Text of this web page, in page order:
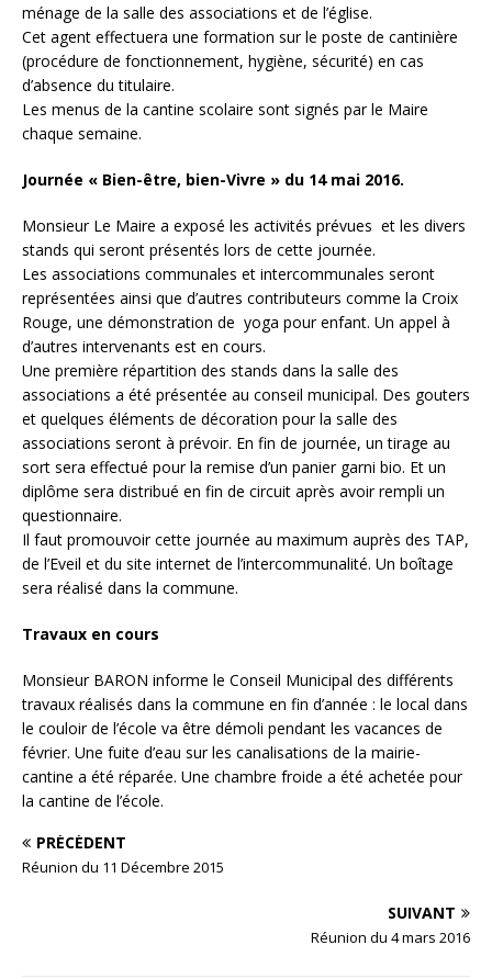
ménage de la salle des associations et de l’église.
Cet agent effectuera une formation sur le poste de cantinière
(procédure de fonctionnement, hygiène, sécurité) en cas
d’absence du titulaire.
Les menus de la cantine scolaire sont signés par le Maire
chaque semaine.
Journée « Bien-être, bien-Vivre » du 14 mai 2016.
Monsieur Le Maire a exposé les activités prévues et les divers
stands qui seront présentés lors de cette journée.
Les associations communales et intercommunales seront
représentées ainsi que d’autres contributeurs comme la Croix
Rouge, une démonstration de yoga pour enfant. Un appel à
d’autres intervenants est en cours.
Une première répartition des stands dans la salle des
associations a été présentée au conseil municipal. Des gouters
et quelques éléments de décoration pour la salle des
associations seront à prévoir. En fin de journée, un tirage au
sort sera effectué pour la remise d’un panier garni bio. Et un
diplôme sera distribué en fin de circuit après avoir rempli un
questionnaire.
Il faut promouvoir cette journée au maximum auprès des TAP,
de l’Eveil et du site internet de l’intercommunalité. Un boîtage
sera réalisé dans la commune.
Travaux en cours
Monsieur BARON informe le Conseil Municipal des différents
travaux réalisés dans la commune en fin d’année : le local dans
le couloir de l’école va être démoli pendant les vacances de
février. Une fuite d’eau sur les canalisations de la mairie-
cantine a été réparée. Une chambre froide a été achetée pour
la cantine de l’école.
PRÉCÉDENT
Réunion du 11 Décembre 2015
SUIVANT
Réunion du 4 mars 2016